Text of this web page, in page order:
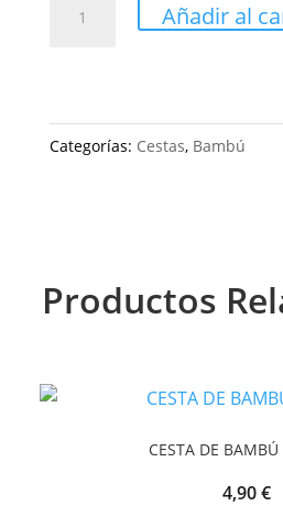
(21,5cm.
de
Añadir al
Categorías: Cestas, Bambú
Productos
CESTA DE
4,90€